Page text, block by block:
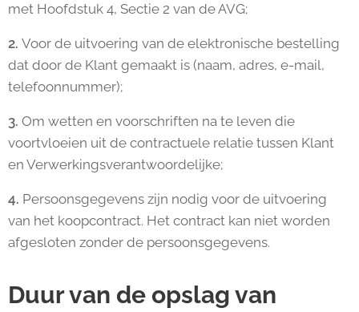
met Hoofdstuk 4, Sectie 2 van de AVG;
2. Voor de uitvoering van de elektronische bestelling
dat door de Klant gemaakt is (naam, adres, e-mail,
telefoonnummer);
3. Om wetten en voorschriften na te leven die
voortvloeien uit de contractuele relatie tussen Klant
en Verwerkingsverantwoordelijke;
4. Persoonsgegevens zijn nodig voor de uitvoering
van het koopcontract. Het contract kan niet worden
afgesloten zonder de persoonsgegevens.
Duur van de opslag van